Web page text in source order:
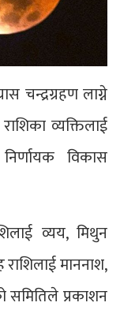
चन्द्रग्रहण लाग्ने
व्यक्तिलाई
विकास
व्यय, मिथुन
माननाश,
समितिले प्रकाशन